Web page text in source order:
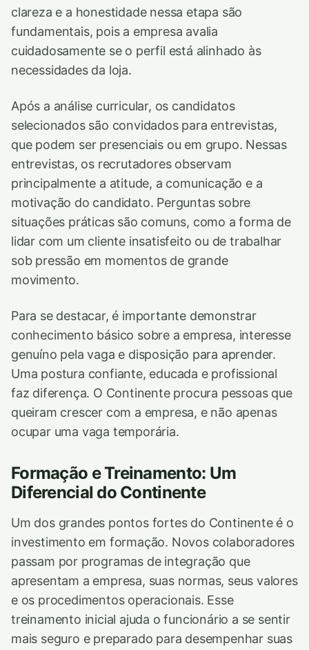
clareza e a honestidade nessa etapa são
fundamentais, pois a empresa avalia
cuidadosamente se o perfil está alinhado às
necessidades da loja.
Após a análise curricular, os candidatos
selecionados são convidados para entrevistas,
que podem ser presenciais ou em grupo. Nessas
entrevistas, os recrutadores observam
principalmente a atitude, a comunicação e a
motivação do candidato. Perguntas sobre
situações práticas são comuns, como a forma de
lidar com um cliente insatisfeito ou de trabalhar
sob pressão em momentos de grande
movimento.
Para se destacar, é importante demonstrar
conhecimento básico sobre a empresa, interesse
genuíno pela vaga e disposição para aprender.
Uma postura confiante, educada e profissional
faz diferença. O Continente procura pessoas que
queiram crescer com a empresa, e não apenas
ocupar uma vaga temporária.
Formação e Treinamento: Um
Diferencial do Continente
Um dos grandes pontos fortes do Continente é o
investimento em formação. Novos colaboradores
passam por programas de integração que
apresentam a empresa, suas normas, seus valores
e os procedimentos operacionais. Esse
treinamento inicial ajuda o funcionário a se sentir
mais seguro e preparado para desempenhar suas